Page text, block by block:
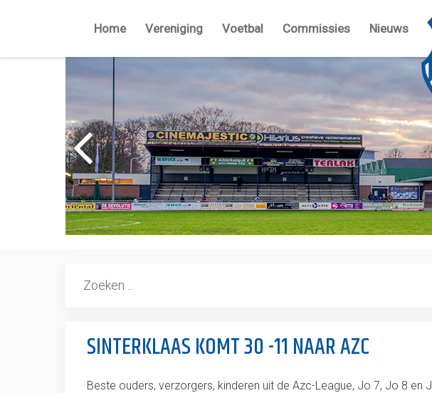
Home Vereniging Voetbal Commissies Nieuws
SINTERKLAAS KOMT 30 -11 NAAR AZC
Beste ouders, verzorgers, kinderen uit de Azc-League, Jo 7, Jo 8 en